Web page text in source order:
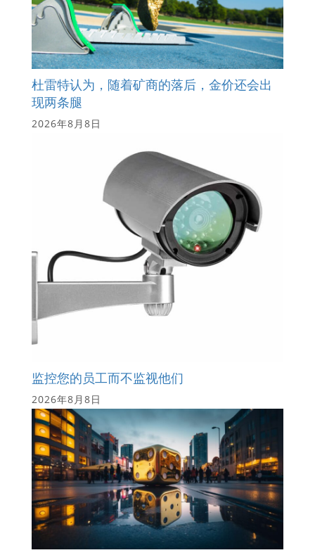
杜雷特认为，随着矿商的落后，金价还会出
现两条腿
2026年8月8日
监控您的员工而不监视他们
2026年8月8日